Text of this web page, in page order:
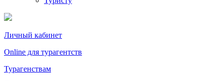
Личный кабинет
Online для турагентств
Турагенствам